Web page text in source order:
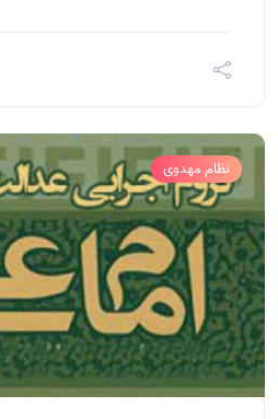
نظام مهدوی